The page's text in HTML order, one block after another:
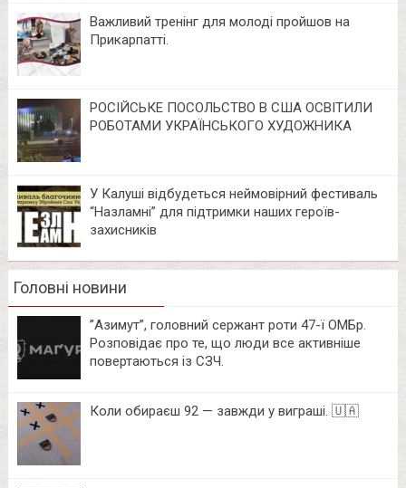
Важливий тренінг для молоді пройшов на
Прикарпатті.
РОСІЙСЬКЕ ПОСОЛЬСТВО В США ОСВІТИЛИ
РОБОТАМИ УКРАЇНСЬКОГО ХУДОЖНИКА
У Калуші відбудеться неймовірний фестиваль
“Назламні” для підтримки наших героїв-
захисників
Головні новини
⁨”Азимут”, головний сержант роти 47-ї ОМБр.
Розповідає про те, що люди все активніше
повертаються із СЗЧ.
Коли обираєш 92 — завжди у виграші. 🇺🇦